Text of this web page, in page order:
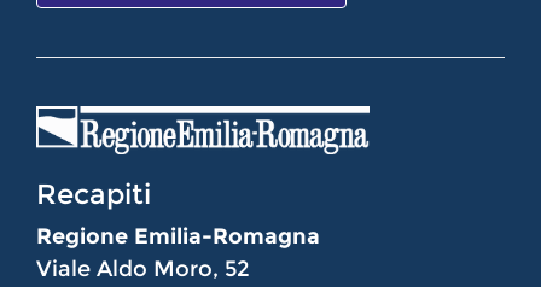
Recapiti
Regione Emilia-Romagna
Viale Aldo Moro, 52